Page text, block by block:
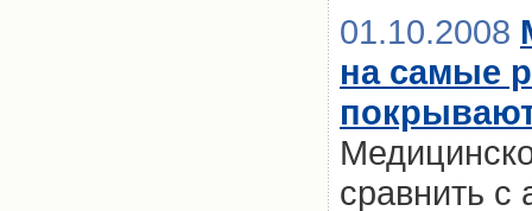
01.10.2008
на самые
сравнить